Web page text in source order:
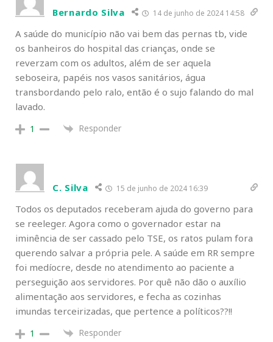
Bernardo Silva 14 de junho de 2024 14:58
A saúde do município não vai bem das pernas tb, vide
os banheiros do hospital das crianças, onde se
reverzam com os adultos, além de ser aquela
seboseira, papéis nos vasos sanitários, água
transbordando pelo ralo, então é o sujo falando do mal
lavado.
1 Responder
C. Silva 15 de junho de 2024 16:39
Todos os deputados receberam ajuda do governo para
se reeleger. Agora como o governador estar na
iminência de ser cassado pelo TSE, os ratos pulam fora
querendo salvar a própria pele. A saúde em RR sempre
foi medíocre, desde no atendimento ao paciente a
perseguição aos servidores. Por quê não dão o auxílio
alimentação aos servidores, e fecha as cozinhas
imundas terceirizadas, que pertence a políticos??!!
1 Responder